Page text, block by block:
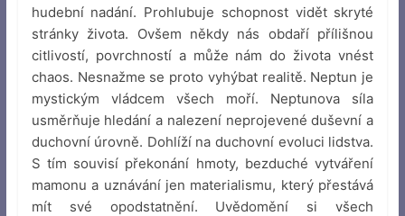
hudební nadání. Prohlubuje schopnost vidět skryté
stránky života. Ovšem někdy nás obdaří přílišnou
citlivostí, povrchností a může nám do života vnést
chaos. Nesnažme se proto vyhýbat realitě. Neptun je
mystickým vládcem všech moří. Neptunova síla
usměrňuje hledání a nalezení neprojevené duševní a
duchovní úrovně. Dohlíží na duchovní evoluci lidstva.
S tím souvisí překonání hmoty, bezduché vytváření
mamonu a uznávání jen materialismu, který přestává
mít své opodstatnění. Uvědomění si všech